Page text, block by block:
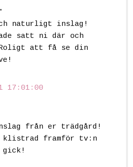
naturligt inslag!
satt ni där och
Roligt att få se din
17:01:00
från er trädgård!
klistrad framför tv:n
gick!